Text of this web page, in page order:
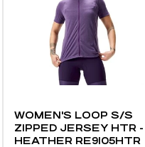
WOMEN'S LOOP S/S
ZIPPED JERSEY HTR -
HEATHER RE9105HTR